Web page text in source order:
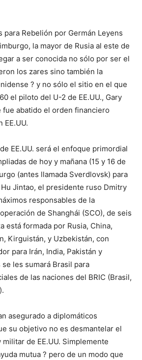
para Rebelión por Germán Leyens
la mayor de Rusia al este de
a ser conocida no sólo por ser el
los zares sino también la
? y no sólo el sitio en el que
el piloto del U-2 de EE.UU., Gary
fue abatido el orden financiero
EE.UU.
EE.UU. será el enfoque primordial
de hoy y mañana (15 y 16 de
(antes llamada Sverdlovsk) para
Jintao, el presidente ruso Dmitry
responsables de la
de Shanghái (SCO), de seis
está formada por Rusia, China,
Kirguistán, y Uzbekistán, con
para Irán, India, Pakistán y
les sumará Brasil para
de las naciones del BRIC (Brasil,
asegurado a diplomáticos
su objetivo no es desmantelar el
de EE.UU. Simplemente
mutua ? pero de un modo que